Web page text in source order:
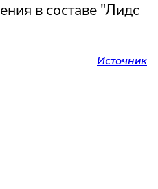
в составе "Лидс
Источник